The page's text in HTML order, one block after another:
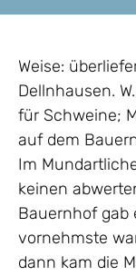
Weise:
Dellnhausen.
für Schweine;
auf dem
Im
keinen
Bauernhof gab
vornehmste
dann kam die